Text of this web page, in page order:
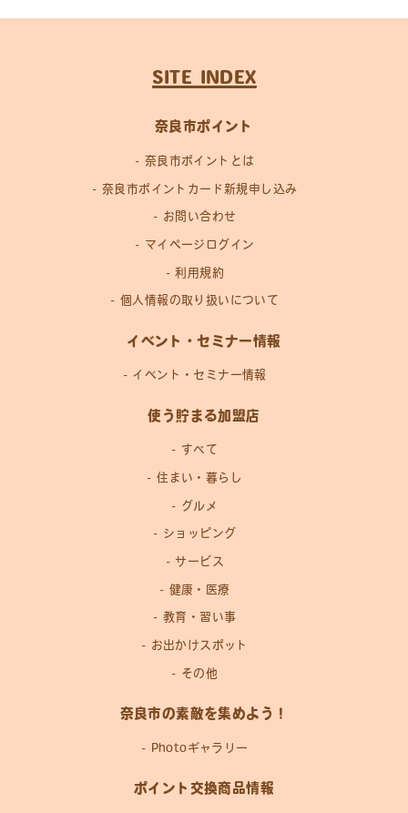
SITE INDEX
奈良市ポイント
奈良市ポイントとは
奈良市ポイントカード新規申し込み
お問い合わせ
マイページログイン
利用規約
個人情報の取り扱いについて
イベント・セミナー情報
イベント・セミナー情報
使う貯まる加盟店
すべて
住まい・暮らし
グルメ
ショッピング
サービス
健康・医療
教育・習い事
お出かけスポット
その他
奈良市の素敵を集めよう！
Photoギャラリー
ポイント交換商品情報